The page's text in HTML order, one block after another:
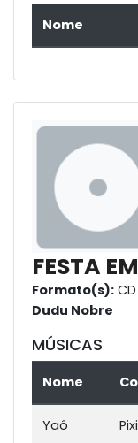
Nome
FESTA
Formato(s):
Dudu Nobre
MÚSICAS
Nome
Yaô